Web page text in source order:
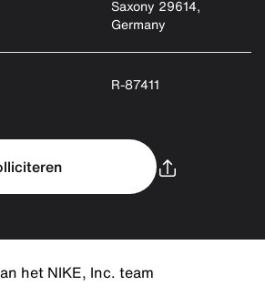
Saxony 29614,
Germany
R-87411
het NIKE, Inc. team